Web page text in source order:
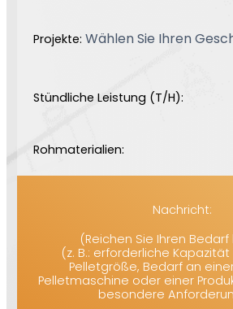
Projekte:
Stündliche Leistung (T/H):
Rohmaterialien:
Nachricht:
(Reichen Sie Ihren Bedarf
(z. B.: erforderliche
Pelletgröße, Bedarf an
Pelletmaschine oder einer
besondere